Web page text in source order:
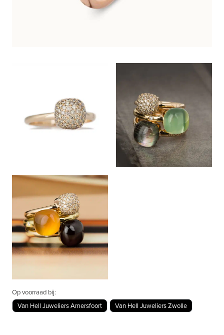
Op voorraad bij:
Van Hell Juweliers Amersfoort
Van Hell Juweliers Zwolle